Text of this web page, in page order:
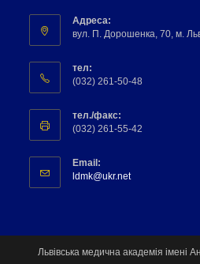
Адреса:
вул. П. Дорошенка, 70, м.
тел:
(032) 261-50-48
тел./факс:
(032) 261-55-42
Email:
ldmk@ukr.net
Львівська медична академія імені